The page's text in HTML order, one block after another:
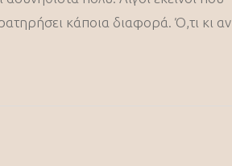
κάποια διαφορά. Ό,τι κι αν